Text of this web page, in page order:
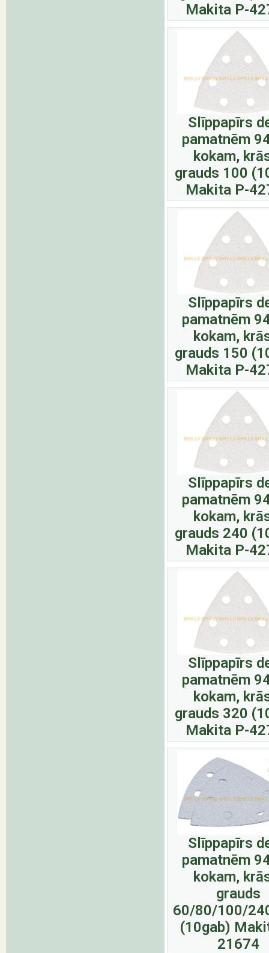
Makita P-
Slīppapīrs
pamatnēm
kokam,
grauds 100
Makita P-
Slīppapīrs
pamatnēm
kokam,
grauds 150
Makita P-
Slīppapīrs
pamatnēm
kokam,
grauds 240
Makita P-
Slīppapīrs
pamatnēm
kokam,
grauds 320
Makita P-
Slīppapīrs
pamatnēm
kokam,
grauds
60/80/100/
(10gab)
21674